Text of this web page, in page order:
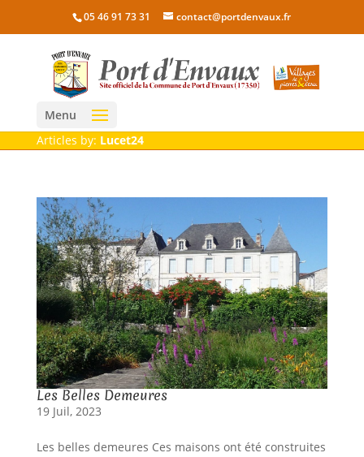
05 46 91 73 31 contact@portdenvaux.fr
Menu
Articles by: Lucet24
Les Belles Demeures
19 Juil, 2023
Les belles demeures Ces maisons ont été construites